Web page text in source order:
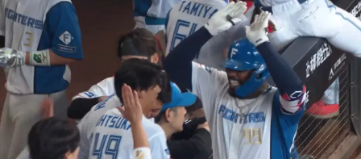
HOME
動画
日程・結果
順位表･成績